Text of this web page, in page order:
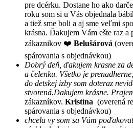
pre dcérku. Dostane ho ako
roku som si u Vás objednala
a tiež sme boli a aj sme veľmi
krásna. Ďakujem Vám ešte raz
zákaznikov ❤️ Belušárová
spárovania s objednávkou)
Dobrý deň, ďakujem krasne za
a čelenku. Všetko je
do detskej izby som doteraz
stvorená.Dakujem krásne.
zákazníkov. Kristína (overená
spárovania s objednávkou)
chcela vy som sa Vám